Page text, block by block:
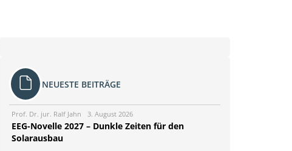
NEUESTE BEITRÄGE
Prof. Dr. jur. Ralf Jahn 3. August 2026
EEG-Novelle 2027 – Dunkle Zeiten für den
Solarausbau